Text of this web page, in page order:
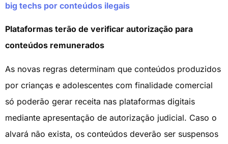
big techs por conteúdos ilegais
Plataformas terão de verificar autorização para
conteúdos remunerados
As novas regras determinam que conteúdos produzidos
por crianças e adolescentes com finalidade comercial
só poderão gerar receita nas plataformas digitais
mediante apresentação de autorização judicial. Caso o
alvará não exista, os conteúdos deverão ser suspensos